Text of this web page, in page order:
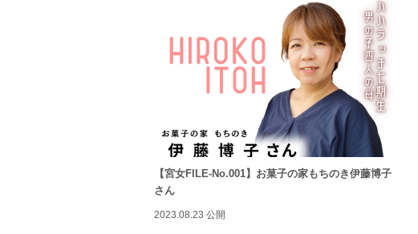
【宮女FILE-No.001】お菓子の家もちのき伊藤博子
さん
2023.08.23 公開